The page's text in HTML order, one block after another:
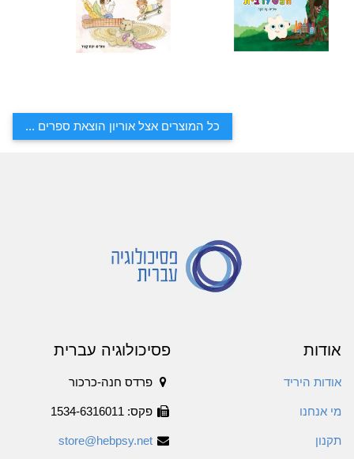
כל המוצרים אצל אוריון הוצאת ספרים ...
אודות
אודות היריד
מי אנחנו
תקנון
פסיכולוגיה עברית
פרדס חנה-כרכור
פקס: 1534-6316011
store@hebpsy.net